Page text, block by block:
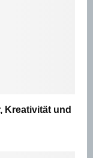
Kreativität und